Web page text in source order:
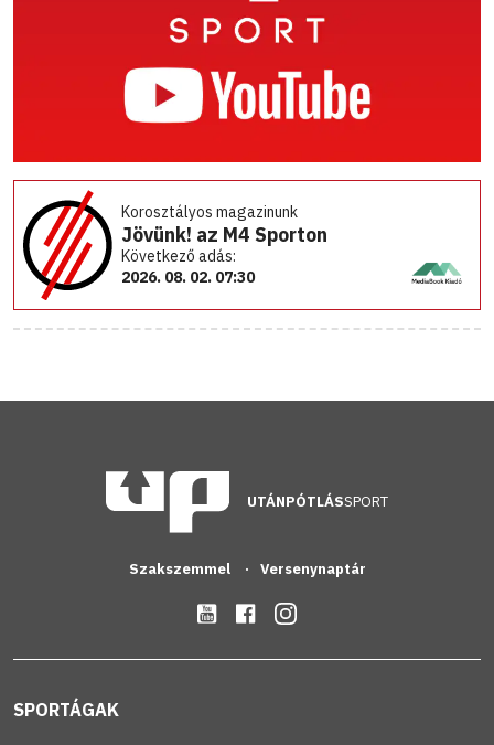
Korosztályos magazinunk
Jövünk! az M4 Sporton
Következő adás:
2026. 08. 02. 07:30
UTÁNPÓTLÁSSPORT
Szakszemmel Versenynaptár
SPORTÁGAK